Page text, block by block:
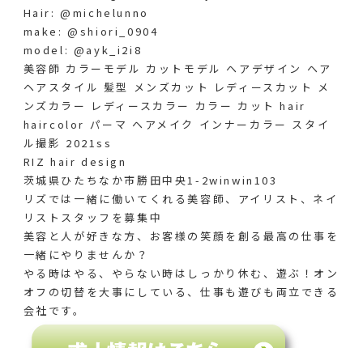
Hair: @michelunno
make: @shiori_0904
model: @ayk_i2i8
美容師 カラーモデル カットモデル ヘアデザイン ヘア
ヘアスタイル 髪型 メンズカット レディースカット メ
ンズカラー レディースカラー カラー カット hair
haircolor パーマ ヘアメイク インナーカラー スタイ
ル撮影 2021ss
RIZ hair design
茨城県ひたちなか市勝田中央1-2winwin103
リズでは一緒に働いてくれる美容師、アイリスト、ネイ
リストスタッフを募集中
美容と人が好きな方、お客様の笑顔を創る最高の仕事を
一緒にやりませんか？
やる時はやる、やらない時はしっかり休む、遊ぶ！オン
オフの切替を大事にしている、仕事も遊びも両立できる
会社です。